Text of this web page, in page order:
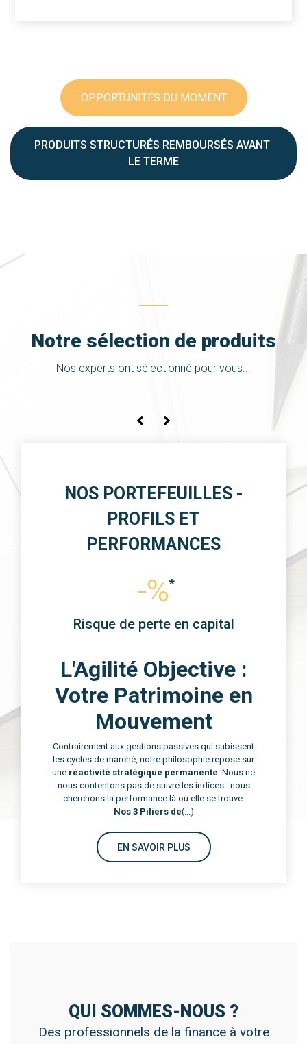
OPPORTUNITÉS DU MOMENT
PRODUITS STRUCTURÉS REMBOURSÉS AVANT
LE TERME
Notre sélection de produits
Nos experts ont sélectionné pour vous...
NOS PORTEFEUILLES -
PROFILS ET
PERFORMANCES
-%
Risque de perte en capital
L'Agilité Objective :
Votre Patrimoine en
Mouvement
Contrairement aux gestions passives qui subissent
les cycles de marché, notre philosophie repose sur
une réactivité stratégique permanente. Nous ne
nous contentons pas de suivre les indices : nous
cherchons la performance là où elle se trouve.
Nos 3 Piliers de(...)
EN SAVOIR PLUS
QUI SOMMES-NOUS ?
Des professionnels de la finance à votre